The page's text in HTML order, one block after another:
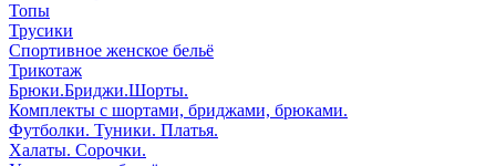
Топы
Трусики
Спортивное женское бельё
Трикотаж
Брюки.Бриджи.Шорты.
Комплекты с шортами, бриджами, брюками.
Футболки. Туники. Платья.
Халаты. Сорочки.